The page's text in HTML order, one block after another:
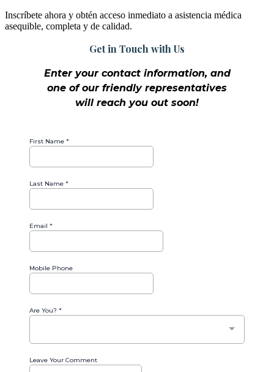
Inscríbete ahora y obtén acceso inmediato a asistencia médica
asequible, completa y de calidad.